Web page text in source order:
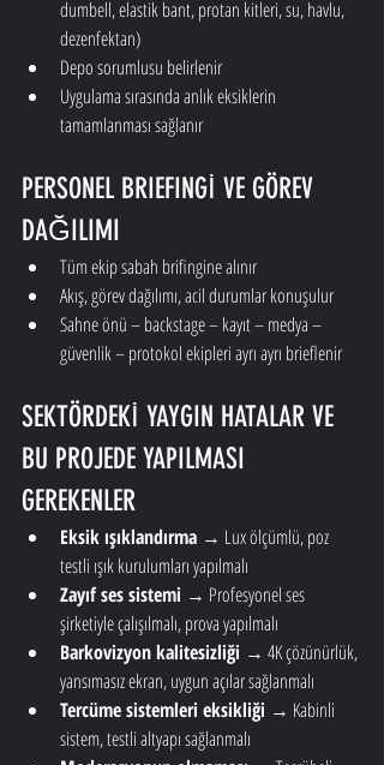
dumbell, elastik bant, protan kitleri, su, havlu,
dezenfektan)
Depo sorumlusu belirlenir
Uygulama sırasında anlık eksiklerin
tamamlanması sağlanır
PERSONEL BRIEFINGİ VE GÖREV
DAĞILIMI
Tüm ekip sabah brifingine alınır
Akış, görev dağılımı, acil durumlar konuşulur
Sahne önü – backstage – kayıt – medya –
güvenlik – protokol ekipleri ayrı ayrı brieflenir
SEKTÖRDEKİ YAYGIN HATALAR VE
BU PROJEDE YAPILMASI
GEREKENLER
Eksik ışıklandırma → Lux ölçümlü, poz
testli ışık kurulumları yapılmalı
Zayıf ses sistemi → Profesyonel ses
şirketiyle çalışılmalı, prova yapılmalı
Barkovizyon kalitesizliği → 4K çözünürlük,
yansımasız ekran, uygun açılar sağlanmalı
Tercüme sistemleri eksikliği → Kabinli
sistem, testli altyapı sağlanmalı